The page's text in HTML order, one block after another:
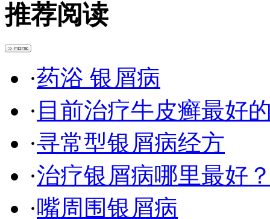
推荐阅读
·药浴 银屑病
· 目前治疗牛皮癣最好
·寻常型银屑病经方
·治疗银屑病哪里最好
·嘴周围银屑病